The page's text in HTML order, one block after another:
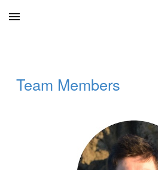
Skip to main content
Team Members